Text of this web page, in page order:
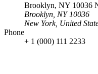
Brooklyn, NY 10036
Brooklyn, NY 10036
New York, United
Phone
+ 1 (000) 111 2233